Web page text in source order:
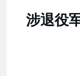
涉退役